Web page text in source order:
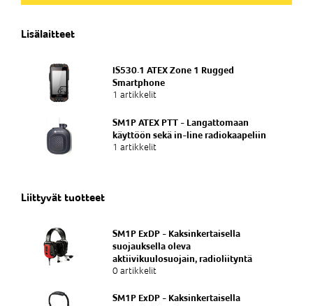
Lisälaitteet
IS530.1 ATEX Zone 1 Rugged
Smartphone
1 artikkelit
SM1P ATEX PTT - Langattomaan
käyttöön sekä in-line radiokaapeliin
1 artikkelit
Liittyvät tuotteet
SM1P ExDP - Kaksinkertaisella
suojauksella oleva
aktiivikuulosuojain, radioliityntä
0 artikkelit
SM1P ExDP - Kaksinkertaisella